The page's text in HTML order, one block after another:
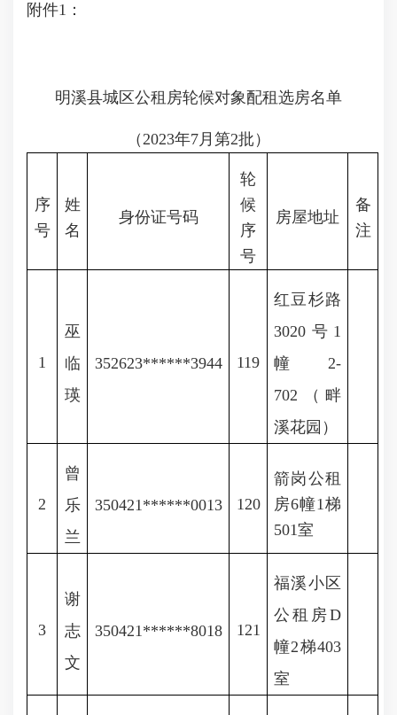
附件1：
明溪县城区公租房轮候对象配租选房名单
（2023年7月第2批）
序
号
姓
名
身份证号码
轮
候
序
号
房屋地址
备
注
1
巫
临
瑛
352623******3944 119
红豆杉路
3020号1
幢2-
702（畔
溪花园）
2
曾
乐
兰
350421******0013 120
箭岗公租
房6幢1梯
501室
3
谢
志
文
350421******8018 121
福溪小区
公租房D
幢2梯403
室